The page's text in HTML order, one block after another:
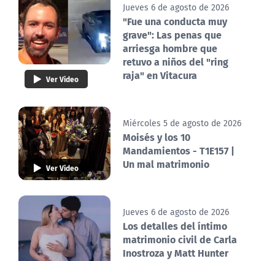
Ver Video
Jueves 6 de agosto de 2026
"Fue una conducta muy
grave": Las penas que
arriesga hombre que
retuvo a niños del "ring
raja" en Vitacura
Ver Video
Miércoles 5 de agosto de 2026
Moisés y los 10
Mandamientos - T1E157 |
Un mal matrimonio
Jueves 6 de agosto de 2026
Los detalles del íntimo
matrimonio civil de Carla
Inostroza y Matt Hunter